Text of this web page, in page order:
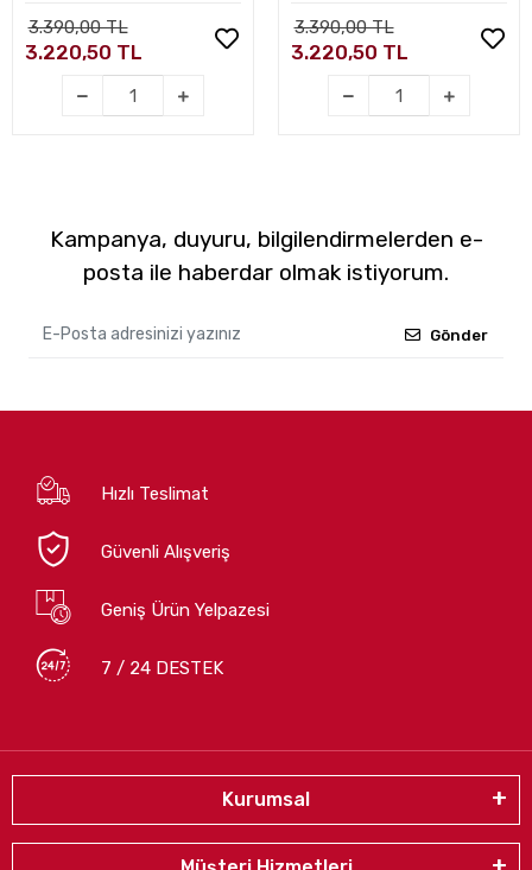
3.390,00 TL
3.220,50 TL
3.390,00 TL
3.220,50 TL
Kampanya, duyuru, bilgilendirmelerden e-
posta ile haberdar olmak istiyorum.
Gönder
Hızlı Teslimat
Güvenli Alışveriş
Geniş Ürün Yelpazesi
7 / 24 DESTEK
Kurumsal